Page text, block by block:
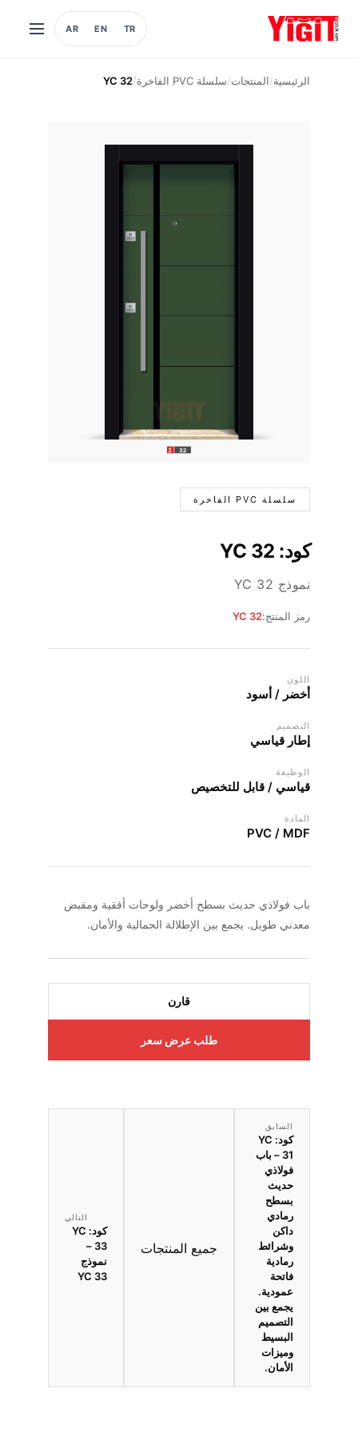
TR
EN
AR
فتح
الرئيسية/المنتجات/سلسلة PVC الفاخرة /
YC 32
سلسلة PVC الفاخرة
كود: YC 32
نموذج YC 32
رمز المنتج:YC 32
اللون
أخضر / أسود
التصميم
إطار قياسي
الوظيفة
قياسي / قابل للتخصيص
المادة
PVC / MDF
باب فولاذي حديث بسطح أخضر ولوحات أفقية ومقبض
معدني طويل. يجمع بين الإطلالة الجمالية والأمان.
قارن
طلب عرض سعر
السابق
كود: YC
31 – باب
فولاذي
حديث
بسطح
رمادي
داكن
وشرائط
رمادية
فاتحة
عمودية.
يجمع بين
التصميم
البسيط
وميزات
الأمان.
جميع المنتجات
التالي
كود: YC
33 –
نموذج
YC 33